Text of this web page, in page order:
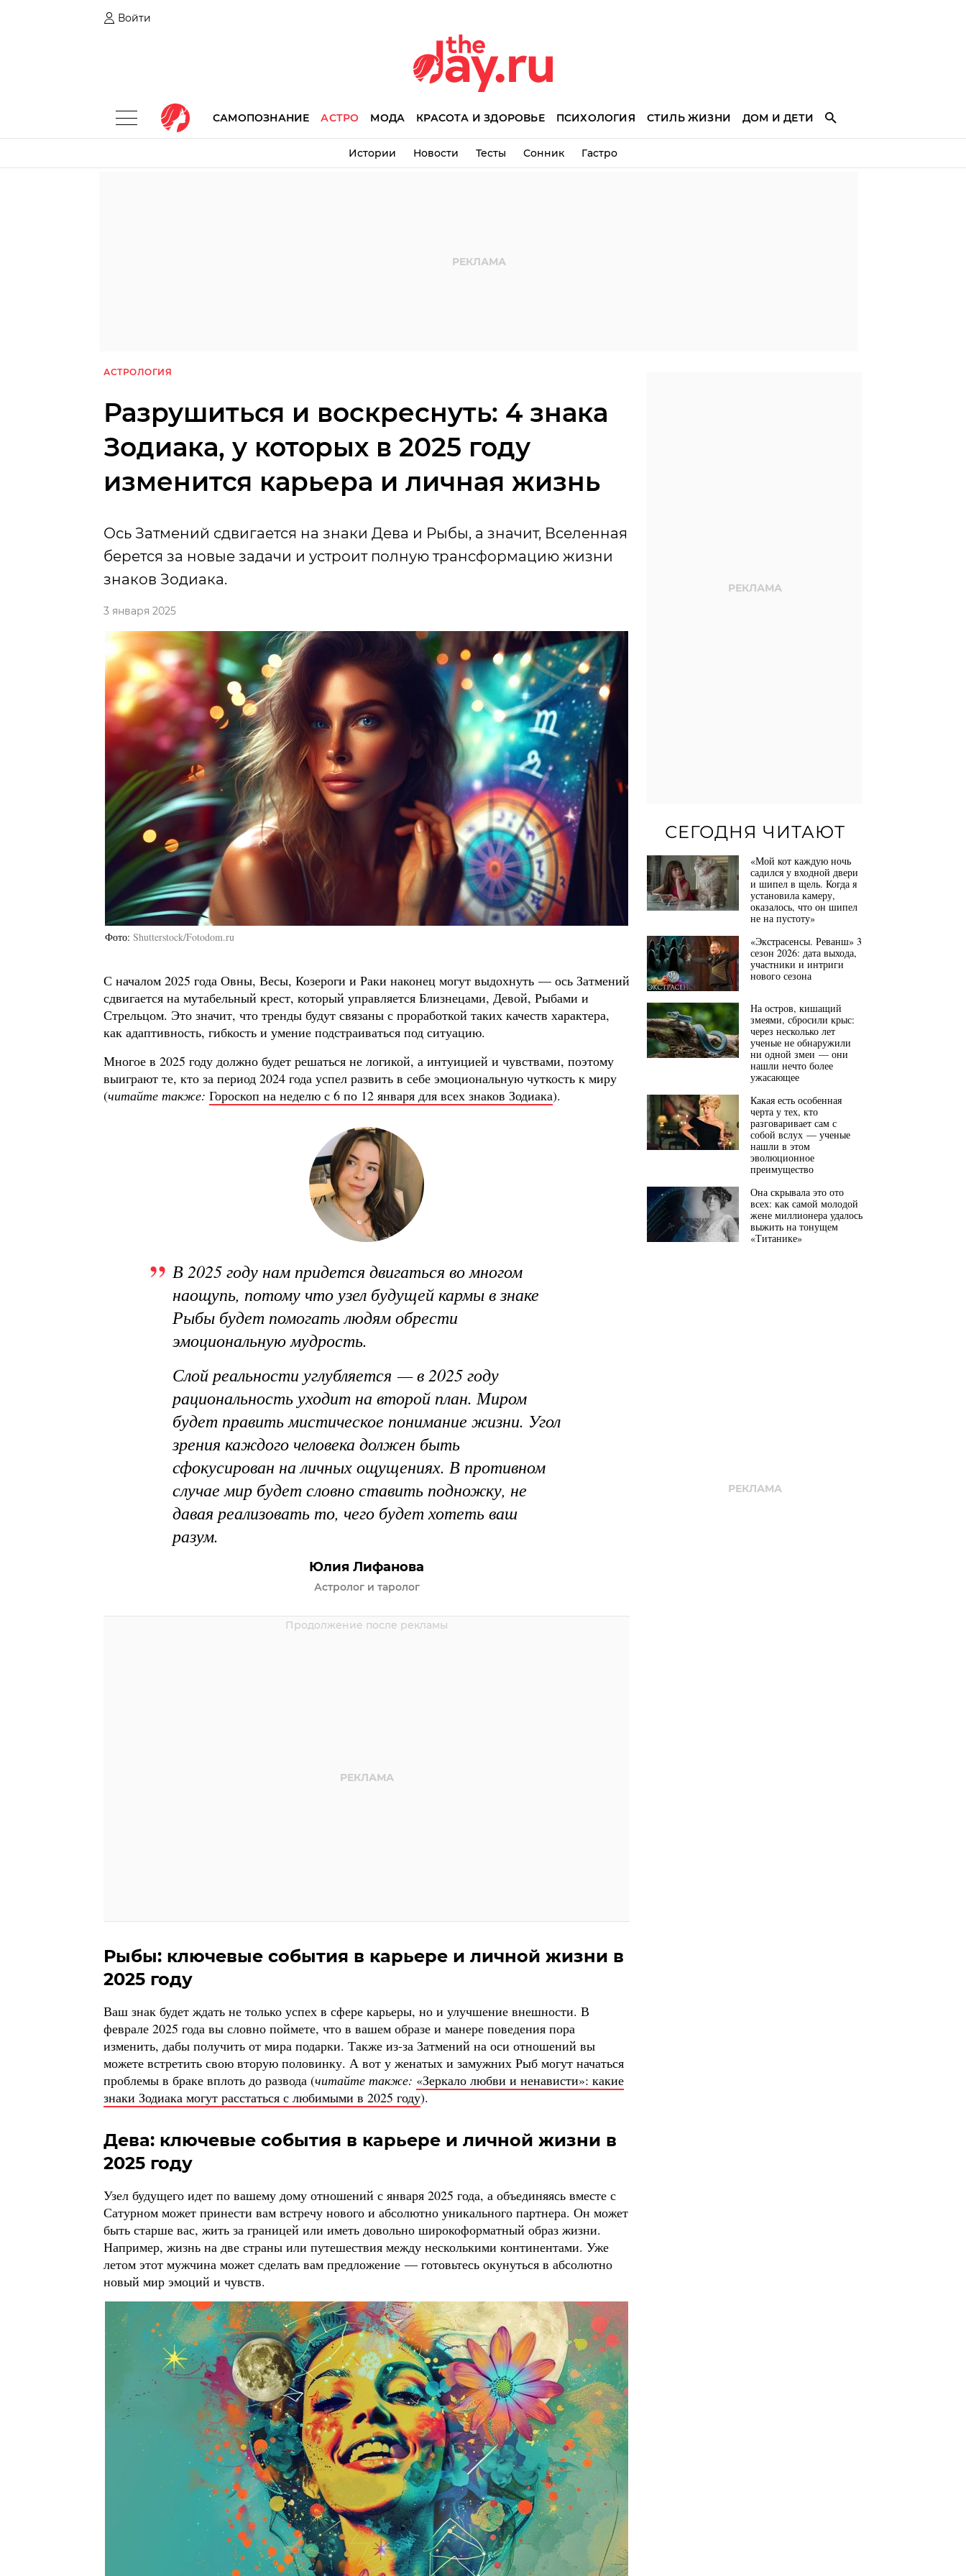
Войти
САМОПОЗНАНИЕ АСТРО МОДА КРАСОТА И ЗДОРОВЬЕ ПСИХОЛОГИЯ СТИЛЬ ЖИЗНИ ДОМ И ДЕТИ
Истории Новости Тесты Сонник Гастро
АСТРОЛОГИЯ
Разрушиться и воскреснуть: 4 знака
Зодиака, у которых в 2025 году
изменится карьера и личная жизнь
Ось Затмений сдвигается на знаки Дева и Рыбы, а значит, Вселенная
берется за новые задачи и устроит полную трансформацию жизни
знаков Зодиака.
3 января 2025
Фото Shutterstock/Fotodom.ru
С началом 2025 года Овны, Весы, Козероги и Раки наконец могут выдохнуть — ось Затмений
сдвигается на мутабельный крест, который управляется Близнецами, Девой, Рыбами и
Стрельцом. Это значит, что тренды будут связаны с проработкой таких качеств характера,
как адаптивность, гибкость и умение подстраиваться под ситуацию.
Многое в 2025 году должно будет решаться не логикой, а интуицией и чувствами, поэтому
выиграют те, кто за период 2024 года успел развить в себе эмоциональную чуткость к миру
(читайте также: Гороскоп на неделю с 6 по 12 января для всех знаков Зодиака).
В 2025 году нам придется двигаться во многом
наощупь, потому что узел будущей кармы в знаке
Рыбы будет помогать людям обрести
эмоциональную мудрость.
Слой реальности углубляется — в 2025 году
рациональность уходит на второй план. Миром
будет править мистическое понимание жизни. Угол
зрения каждого человека должен быть
сфокусирован на личных ощущениях. В противном
случае мир будет словно ставить подножку, не
давая реализовать то, чего будет хотеть ваш
разум.
Юлия Лифанова
Астролог и таролог
Рыбы: ключевые события в карьере и личной жизни в
2025 году
Ваш знак будет ждать не только успех в сфере карьеры, но и улучшение внешности. В
феврале 2025 года вы словно поймете, что в вашем образе и манере поведения пора
изменить, дабы получить от мира подарки. Также из-за Затмений на оси отношений вы
можете встретить свою вторую половинку. А вот у женатых и замужних Рыб могут начаться
проблемы в браке вплоть до развода (читайте также: «Зеркало любви и ненависти»: какие
знаки Зодиака могут расстаться с любимыми в 2025 году).
Дева: ключевые события в карьере и личной жизни в
2025 году
Узел будущего идет по вашему дому отношений с января 2025 года, а объединяясь вместе с
Сатурном может принести вам встречу нового и абсолютно уникального партнера. Он может
быть старше вас, жить за границей или иметь довольно широкоформатный образ жизни.
Например, жизнь на две страны или путешествия между несколькими континентами. Уже
летом этот мужчина может сделать вам предложение — готовьтесь окунуться в абсолютно
новый мир эмоций и чувств.
СЕГОДНЯ ЧИТАЮТ
«Мой кот каждую ночь
садился у входной двери
и шипел в щель. Когда я
установила камеру,
оказалось, что он шипел
не на пустоту»
«Экстрасенсы. Реванш» 3
сезон 2026: дата выхода,
участники и интриги
нового сезона
На остров, кишащий
змеями, сбросили крыс:
через несколько лет
ученые не обнаружили
ни одной змеи — они
нашли нечто более
ужасающее
Какая есть особенная
черта у тех, кто
разговаривает сам с
собой вслух — ученые
нашли в этом
эволюционное
преимущество
Она скрывала это ото
всех: как самой молодой
жене миллионера удалось
выжить на тонущем
«Титанике»